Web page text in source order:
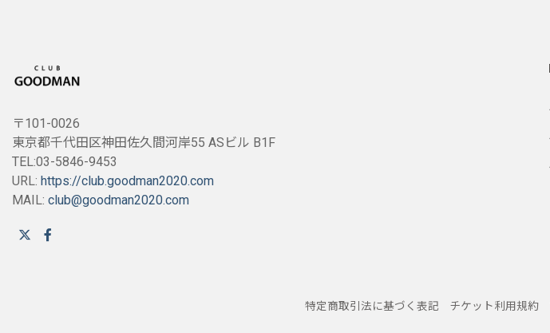
〒101-0026
東京都千代田区神田佐久間河岸55 ASビル B1F
TEL:03-5846-9453
URL: https://club.goodman2020.com
MAIL: club@goodman2020.com
特定商取引法に基づく表記 チケット利用規約